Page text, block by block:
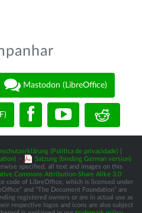
Mastodon (LibreOffice)
(Política de privacidade)
-
Satzung (binding German version)
specified, all text and images on this
Commons Attribution-Share Alike 3.0
code of LibreOffice, which is licensed under
and “The Document Foundation” are
registered owners or are in actual use as
respective logos and icons are also subject